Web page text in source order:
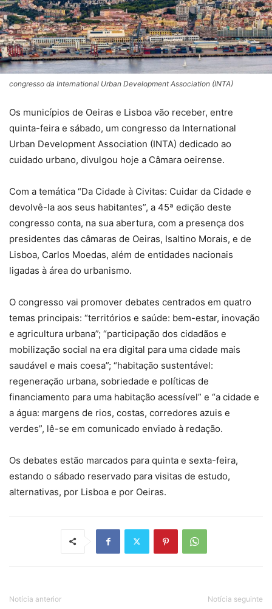
congresso da International Urban Development Association (INTA)
Os municípios de Oeiras e Lisboa vão receber, entre
quinta-feira e sábado, um congresso da International
Urban Development Association (INTA) dedicado ao
cuidado urbano, divulgou hoje a Câmara oeirense.
Com a temática “Da Cidade à Civitas: Cuidar da Cidade e
devolvê-la aos seus habitantes”, a 45ª edição deste
congresso conta, na sua abertura, com a presença dos
presidentes das câmaras de Oeiras, Isaltino Morais, e de
Lisboa, Carlos Moedas, além de entidades nacionais
ligadas à área do urbanismo.
O congresso vai promover debates centrados em quatro
temas principais: “territórios e saúde: bem-estar, inovação
e agricultura urbana”; “participação dos cidadãos e
mobilização social na era digital para uma cidade mais
saudável e mais coesa”; “habitação sustentável:
regeneração urbana, sobriedade e políticas de
financiamento para uma habitação acessível” e “a cidade e
a água: margens de rios, costas, corredores azuis e
verdes”, lê-se em comunicado enviado à redação.
Os debates estão marcados para quinta e sexta-feira,
estando o sábado reservado para visitas de estudo,
alternativas, por Lisboa e por Oeiras.
Notícia anterior Notícia seguinte